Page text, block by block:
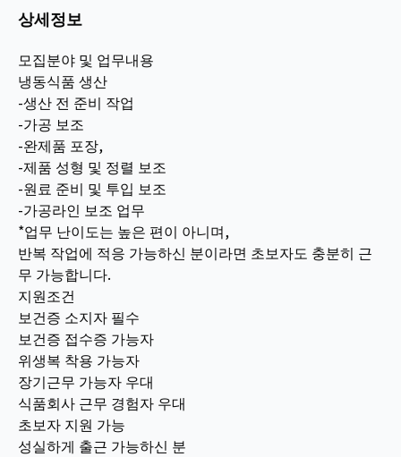
상세정보
모집분야 및 업무내용
냉동식품 생산
-생산 전 준비 작업
-가공 보조
-완제품 포장,
-제품 성형 및 정렬 보조
-원료 준비 및 투입 보조
-가공라인 보조 업무
*업무 난이도는 높은 편이 아니며,
반복 작업에 적응 가능하신 분이라면 초보자도 충분히 근
무 가능합니다.
지원조건
보건증 소지자 필수
보건증 접수증 가능자
위생복 착용 가능자
장기근무 가능자 우대
식품회사 근무 경험자 우대
초보자 지원 가능
성실하게 출근 가능하신 분